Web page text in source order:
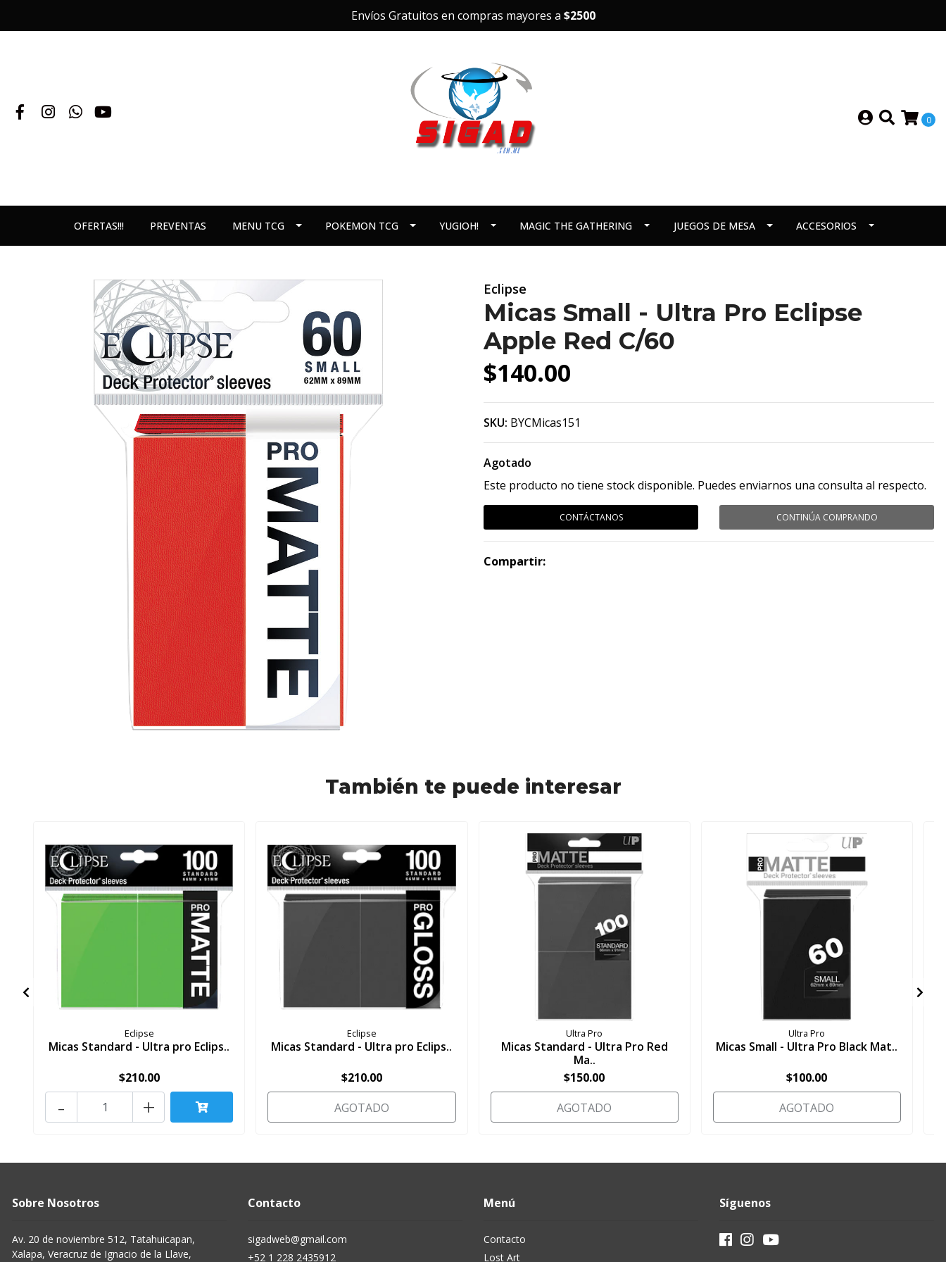
Envíos Gratuitos en compras mayores a $2500
0
OFERTAS!!! PREVENTAS MENU TCG POKEMON TCG YUGIOH! MAGIC THE GATHERING JUEGOS DE MESA ACCESORIOS
Eclipse
Micas Small - Ultra Pro Eclipse
Apple Red C/60
$140.00
SKU: BYCMicas151
Agotado
Este producto no tiene stock disponible. Puedes enviarnos una consulta al respecto.
CONTÁCTANOS CONTINÚA COMPRANDO
Compartir:
También te puede interesar
Eclipse
Micas Standard - Ultra pro Eclips..
$210.00
+
-
Eclipse
Micas Standard - Ultra pro Eclips..
$210.00
AGOTADO
Ultra Pro
Micas Standard - Ultra Pro Red
Ma..
$150.00
AGOTADO
Ultra Pro
Micas Small - Ultra Pro Black Mat..
$100.00
AGOTADO
Sobre Nosotros
Av. 20 de noviembre 512, Tatahuicapan,
Xalapa, Veracruz de Ignacio de la Llave,
Contacto
sigadweb@gmail.com
+52 1 228 2435912
Menú
Contacto
Lost Art
Síguenos